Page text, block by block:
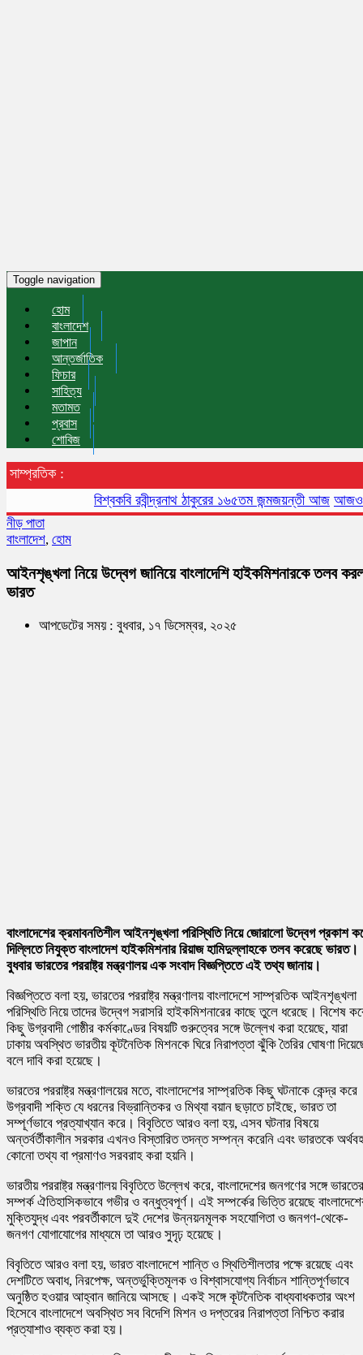
Toggle navigation
হোম
বাংলাদেশ
জাপান
আন্তর্জাতিক
ফিচার
সাহিত্য
মতামত
প্রবাস
শোবিজ
সাম্প্রতিক :
বিশ্বকবি রবীন্দ্রনাথ ঠাকুরের ১৬৫তম জন্মজয়ন্তী আজ আজও
নীড় পাতা
বাংলাদেশ, হোম
আইনশৃঙ্খলা নিয়ে উদ্বেগ জানিয়ে বাংলাদেশি হাইকমিশনারকে তলব
ভারত
আপডেটের সময় : বুধবার, ১৭ ডিসেম্বর, ২০২৫
বাংলাদেশের ক্রমাবনতিশীল আইনশৃঙ্খলা পরিস্থিতি নিয়ে জোরালো উদ্বেগ প্রকাশ
দিল্লিতে নিযুক্ত বাংলাদেশ হাইকমিশনার রিয়াজ হামিদুল্লাহকে তলব করেছে ভারত।
বুধবার ভারতের পররাষ্ট্র মন্ত্রণালয় এক সংবাদ বিজ্ঞপ্তিতে এই তথ্য জানায়।
বিজ্ঞপ্তিতে বলা হয়, ভারতের পররাষ্ট্র মন্ত্রণালয় বাংলাদেশে সাম্প্রতিক আইনশৃঙ্খলা
পরিস্থিতি নিয়ে তাদের উদ্বেগ সরাসরি হাইকমিশনারের কাছে তুলে ধরেছে। বিশেষ
কিছু উগ্রবাদী গোষ্ঠীর কর্মকাণ্ডের বিষয়টি গুরুত্বের সঙ্গে উল্লেখ করা হয়েছে, যারা
ঢাকায় অবস্থিত ভারতীয় কূটনৈতিক মিশনকে ঘিরে নিরাপত্তা ঝুঁকি তৈরির ঘোষণা
বলে দাবি করা হয়েছে।
ভারতের পররাষ্ট্র মন্ত্রণালয়ের মতে, বাংলাদেশের সাম্প্রতিক কিছু ঘটনাকে কেন্দ্র করে
উগ্রবাদী শক্তি যে ধরনের বিভ্রান্তিকর ও মিথ্যা বয়ান ছড়াতে চাইছে, ভারত তা
সম্পূর্ণভাবে প্রত্যাখ্যান করে। বিবৃতিতে আরও বলা হয়, এসব ঘটনার বিষয়ে
অন্তর্বর্তীকালীন সরকার এখনও বিস্তারিত তদন্ত সম্পন্ন করেনি এবং ভারতকে
কোনো তথ্য বা প্রমাণও সরবরাহ করা হয়নি।
ভারতীয় পররাষ্ট্র মন্ত্রণালয় বিবৃতিতে উল্লেখ করে, বাংলাদেশের জনগণের সঙ্গে ভারতের
সম্পর্ক ঐতিহাসিকভাবে গভীর ও বন্ধুত্বপূর্ণ। এই সম্পর্কের ভিত্তি রয়েছে
মুক্তিযুদ্ধ এবং পরবর্তীকালে দুই দেশের উন্নয়নমূলক সহযোগিতা ও জনগণ-থেকে-
জনগণ যোগাযোগের মাধ্যমে তা আরও সুদৃঢ় হয়েছে।
বিবৃতিতে আরও বলা হয়, ভারত বাংলাদেশে শান্তি ও স্থিতিশীলতার পক্ষে রয়েছে এবং
দেশটিতে অবাধ, নিরপেক্ষ, অন্তর্ভুক্তিমূলক ও বিশ্বাসযোগ্য নির্বাচন শান্তিপূর্ণভাবে
অনুষ্ঠিত হওয়ার আহ্বান জানিয়ে আসছে। একই সঙ্গে কূটনৈতিক বাধ্যবাধকতার অংশ
হিসেবে বাংলাদেশে অবস্থিত সব বিদেশি মিশন ও দপ্তরের নিরাপত্তা নিশ্চিত করার
প্রত্যাশাও ব্যক্ত করা হয়।